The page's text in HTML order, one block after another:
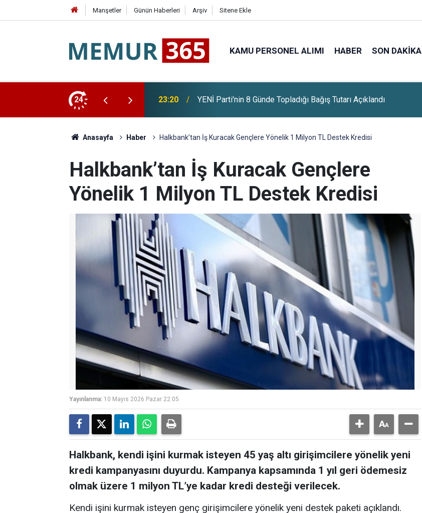
Manşetler Günün Haberleri Arşiv Sitene Ekle
KAMU PERSONEL ALIMI HABER SON DAKIKA
24
Tutarı Açıklandı 22:56 Cumhurbaşkanı Erdoğan Yarın Suudi Arabistan'a Gidiyor
Anasayfa Haber Halkbank’tan İş Kuracak Gençlere Yönelik 1 Milyon TL Destek Kredisi
Halkbank’tan İş Kuracak Gençlere
Yönelik 1 Milyon TL Destek Kredisi
Yayınlanma: 10 Mayıs 2026 Pazar 22:05
Halkbank, kendi işini kurmak isteyen 45 yaş altı girişimcilere yönelik yeni
kredi kampanyasını duyurdu. Kampanya kapsamında 1 yıl geri ödemesiz
olmak üzere 1 milyon TL’ye kadar kredi desteği verilecek.
Kendi işini kurmak isteyen genç girişimcilere yönelik yeni destek paketi açıklandı.